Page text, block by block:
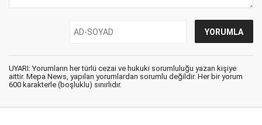
UYARI: Yorumların her türlü cezai ve hukuki sorumluluğu yazan kişiye
aittir. Mepa News, yapılan yorumlardan sorumlu değildir. Her bir yorum
600 karakterle (boşluklu) sınırlıdır.